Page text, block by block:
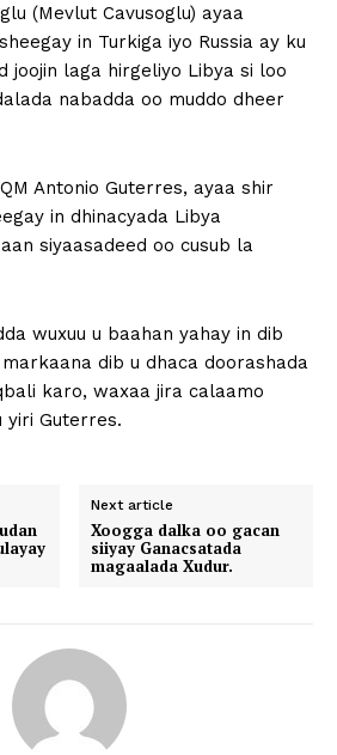
(Mevlut Cavusoglu) ayaa
in Turkiga iyo Russia ay ku
joojin laga hirgeliyo Libya si loo
nabadda oo muddo dheer
Antonio Guterres, ayaa shir
in dhinacyada Libya
siyaasadeed oo cusub la
wuxuu u baahan yahay in dib
dib u dhaca doorashada
karo, waxaa jira calaamo
yiri Guterres.
Next article
Xoogga dalka oo gacan
siiyay Ganacsatada
magaalada Xudur.